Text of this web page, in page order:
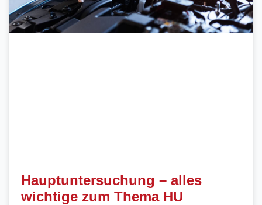
Hauptuntersuchung – alles
wichtige zum Thema HU